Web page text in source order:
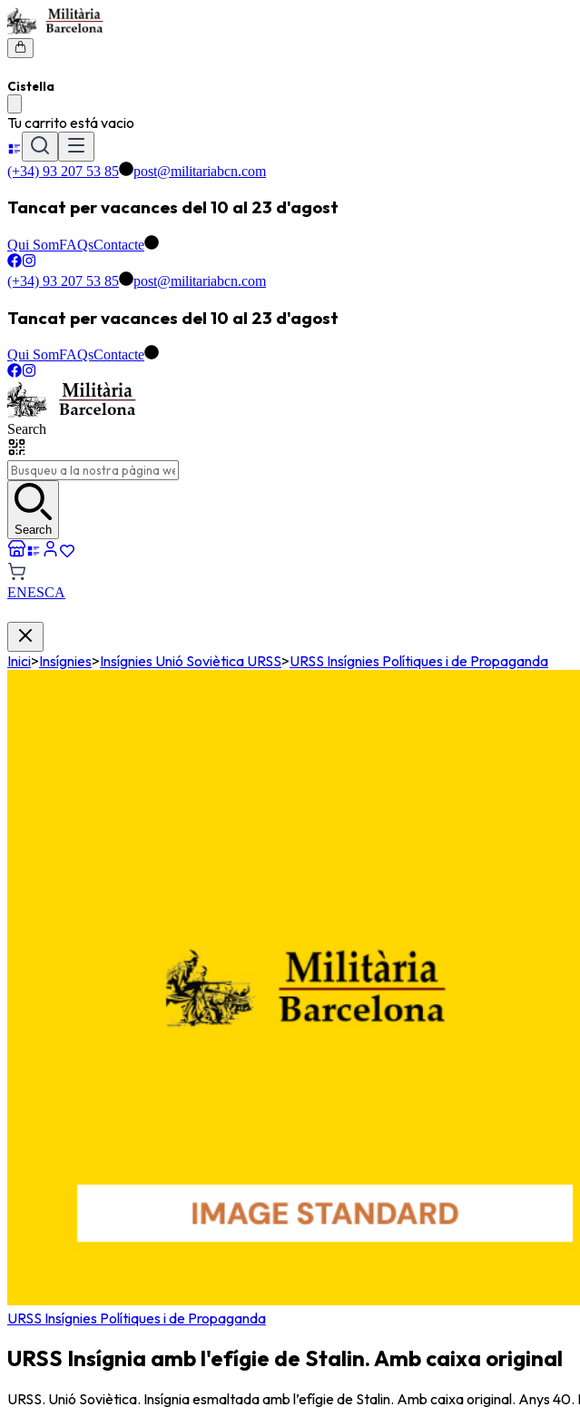
Cistella
Tu carrito está vacio
(+34) 93 207 53 85 post@militariabcn.com
Tancat per vacances del 10 al 23 d'agost
Qui SomFAQsContacte
(+34) 93 207 53 85 post@militariabcn.com
Tancat per vacances del 10 al 23 d'agost
Qui SomFAQsContacte
Search
Search
ENESCA
Inici>Insígnies>Insígnies Unió Soviètica URSS>URSS Insígnies Polítiques i de Propaganda
URSS Insígnies Polítiques i de Propaganda
URSS Insígnia amb l'efígie de Stalin. Amb caixa original
URSS. Unió Soviètica. Insígnia esmaltada amb l’efígie de Stalin. Amb caixa original. Anys